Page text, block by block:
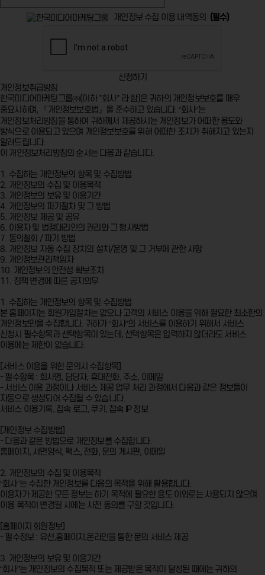
개인정보 수집 이용 내역동의 (필수)
신청하기
개인정보취급방침
한국미디어마케팅그룹㈜(이하 "회사" 라 함)은 귀하의 개인정보보호를 매우
중요시하며, 『개인정보보호법』을 준수하고 있습니다. “회사”는
개인정보처리방침을 통하여 귀하께서 제공하시는 개인정보가 어떠한 용도와
방식으로 이용되고 있으며 개인정보보호를 위해 어떠한 조치가 취해지고 있는지
알려드립니다.
이 개인정보처리방침의 순서는 다음과 같습니다.
1. 수집하는 개인정보의 항목 및 수집방법
2. 개인정보의 수집 및 이용목적
3. 개인정보의 보유 및 이용기간
4. 개인정보의 파기절차 및 그 방법
5. 개인정보 제공 및 공유
6. 이용자 및 법정대리인의 권리와 그 행사방법
7. 동의철회 / 파기 방법
8. 개인정보 자동 수집 장치의 설치/운영 및 그 거부에 관한 사항
9. 개인정보관리책임자
10. 개인정보의 안전성 확보조치
11. 정책 변경에 따른 공지의무
1. 수집하는 개인정보의 항목 및 수집방법
본 홈페이지는 회원가입절차는 없으나 고객의 서비스 이용을 위해 필요한 최소한의
개인정보만을 수집합니다. 귀하가 “회사”의 서비스를 이용하기 위해서 서비스
신청시 필수항목과 선택항목이 있는데, 선택항목은 입력하지 않더라도 서비스
이용에는 제한이 없습니다.
[서비스 이용을 위한 문의시 수집항목]
- 필수항목 : 회사명, 담당자, 휴대전화, 주소, 이메일
- 서비스 이용 과정이나 서비스 제공 업무 처리 과정에서 다음과 같은 정보들이
자동으로 생성되어 수집될 수 있습니다.
서비스 이용기록, 접속 로그, 쿠키, 접속 IP 정보
[개인정보 수집방법]
- 다음과 같은 방법으로 개인정보를 수집합니다.
홈페이지, 서면양식, 팩스, 전화, 문의 게시판, 이메일
2. 개인정보의 수집 및 이용목적
“회사”는 수집한 개인정보를 다음의 목적을 위해 활용합니다.
이용자가 제공한 모든 정보는 하기 목적에 필요한 용도 이외로는 사용되지 않으며
이용 목적이 변경될 시에는 사전 동의를 구할 것입니다.
[홈페이지 회원정보]
- 필수정보 : 유선,홈페이지,온라인을 통한 문의 서비스 제공
3. 개인정보의 보유 및 이용기간
“회사”는 개인정보의 수집목적 또는 제공받은 목적이 달성된 때에는 귀하의